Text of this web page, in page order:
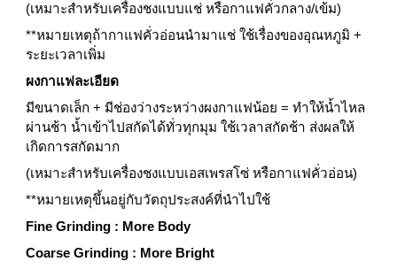
(เหมาะสำหรับเครื่องชงแบบแช่ หรือกาแฟคั่วกลาง/เข้ม)
**หมายเหตุถ้ากาแฟคั่วอ่อนนำมาแช่ ใช้เรื่องของอุณหภูมิ +
ระยะเวลาเพิ่ม
ผงกาแฟละเอียด
มีขนาดเล็ก + มีช่องว่างระหว่างผงกาแฟน้อย = ทำให้น้ำไหล
ผ่านช้า น้ำเข้าไปสกัดได้ทั่วทุกมุม ใช้เวลาสกัดช้า ส่งผลให้
เกิดการสกัดมาก
(เหมาะสำหรับเครื่องชงแบบเอสเพรสโซ่ หรือกาแฟคั่วอ่อน)
**หมายเหตุขึ้นอยู่กับวัตถุประสงค์ที่นำไปใช้
Fine Grinding : More Body
Coarse Grinding : More Bright